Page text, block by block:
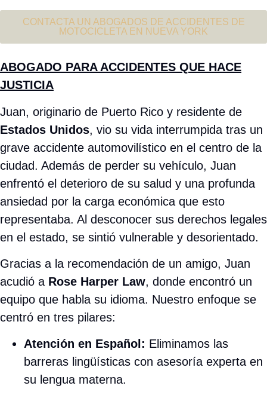
CONTACTA UN ABOGADOS DE ACCIDENTES DE
MOTOCICLETA EN NUEVA YORK
ABOGADO PARA ACCIDENTES QUE HACE
JUSTICIA
Juan, originario de Puerto Rico y residente de
Estados Unidos, vio su vida interrumpida tras un
grave accidente automovilístico en el centro de la
ciudad. Además de perder su vehículo, Juan
enfrentó el deterioro de su salud y una profunda
ansiedad por la carga económica que esto
representaba. Al desconocer sus derechos legales
en el estado, se sintió vulnerable y desorientado.
Gracias a la recomendación de un amigo, Juan
acudió a Rose Harper Law, donde encontró un
equipo que habla su idioma. Nuestro enfoque se
centró en tres pilares:
Atención en Español: Eliminamos las
barreras lingüísticas con asesoría experta en
su lengua materna.